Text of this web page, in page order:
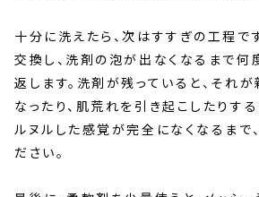
十分に洗えたら、次はすすぎの工程で
交換し、洗剤の泡が出なくなるまで何
返します。洗剤が残っていると、それ
なったり、肌荒れを引き起こしたりする
ルヌルした感覚が完全になくなるまで
ださい。